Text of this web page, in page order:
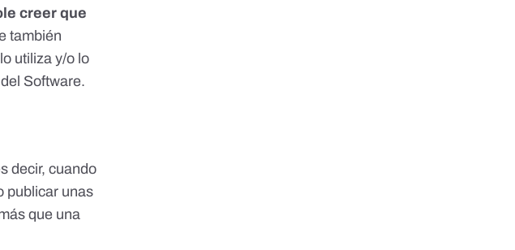
creer que
también
utiliza y/o lo
Software.
decir, cuando
publicar unas
que una